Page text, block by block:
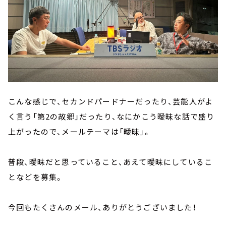
こんな感じで、セカンドパードナーだったり、芸能人がよ
く言う「第2の故郷」だったり、なにかこう曖昧な話で盛り
上がったので、メールテーマは「曖昧」。
普段、曖昧だと思っていること、あえて曖昧にしているこ
となどを募集。
今回もたくさんのメール、ありがとうございました！